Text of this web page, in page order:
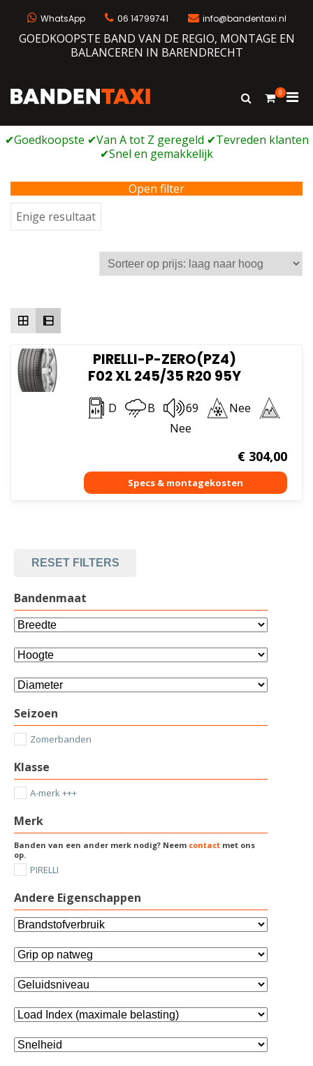
WhatsApp 06 14799741 info@bandentaxi.nl
GOEDKOOPSTE BAND VAN DE REGIO, MONTAGE EN
BALANCEREN IN BARENDRECHT
Bandengarage met eigen webshop
Toon
0
voor
Open filter
Enige resultaat
PIRELLI-P-ZERO(PZ4)
F02 XL 245/35 R20 95Y
D B 69
Nee
Nee
€304,00
RESET FILTERS
Bandenmaat
Seizoen
Zomerbanden
Klasse
A-merk +++
Merk
Banden van een ander merk nodig? Neem contact met ons
op.
PIRELLI
Andere Eigenschappen